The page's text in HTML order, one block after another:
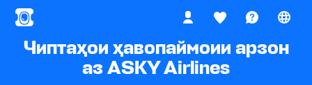
Чиптаҳои ҳавопаймоии арзон
аз ASKY Airlines